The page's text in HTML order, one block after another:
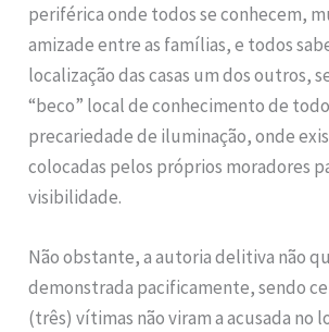
periférica onde todos se conhecem,
amizade entre as famílias, e todos
localização das casas um dos outros,
“beco” local de conhecimento de
precariedade de iluminação, onde
colocadas pelos próprios moradores
visibilidade.
Não obstante, a autoria delitiva não
demonstrada pacificamente, sendo
(três) vítimas não viram a acusada no